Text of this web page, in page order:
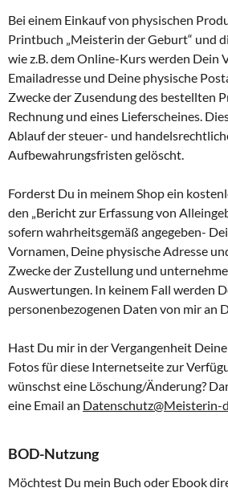
Bei einem Einkauf von physischen
Printbuch „Meisterin der Geburt“ und
wie z.B. dem Online-Kurs werden Dein
Emailadresse und Deine physische
Zwecke der Zusendung des bestellten
Rechnung und eines Lieferscheines.
Ablauf der steuer- und
Aufbewahrungsfristen gelöscht.
Forderst Du in meinem Shop ein
den „Bericht zur Erfassung von
sofern wahrheitsgemäß angegeben-
Vornamen, Deine physische Adresse
Zwecke der Zustellung und
Auswertungen. In keinem Fall werden
personenbezogenen Daten von mir an
Hast Du mir in der Vergangenheit
Fotos für diese Internetseite zur
wünschst eine Löschung/Änderung?
eine Email an Datenschutz@Meisterin-
BOD-Nutzung
Möchtest Du mein Buch oder Ebook